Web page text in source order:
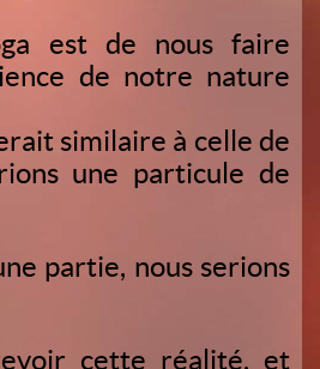
est de nous faire
de notre nature
similaire à celle de
une particule de
partie, nous serions
cette réalité, et